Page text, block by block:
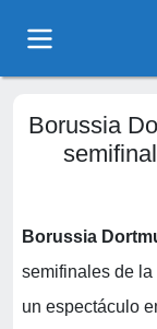
Borussia
Borussia
semifinales de la
un espectáculo